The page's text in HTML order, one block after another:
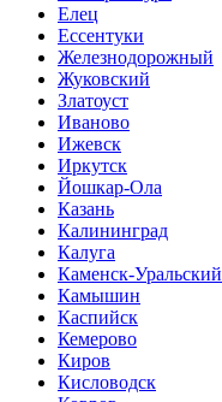
Елец
Ессентуки
Железнодорожный
Жуковский
Златоуст
Иваново
Ижевск
Иркутск
Йошкар-Ола
Казань
Калининград
Калуга
Каменск-Уральский
Камышин
Каспийск
Кемерово
Киров
Кисловодск